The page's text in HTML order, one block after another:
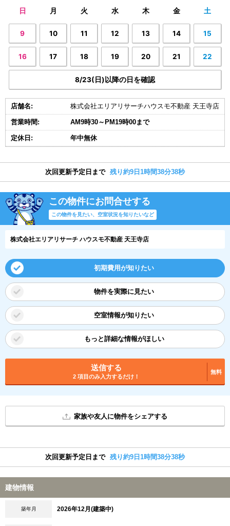
日 月 火 水 木 金 土
9 10 11 12 13 14 15
16 17 18 19 20 21 22
8/23(日)以降の日を確認
店舗名: 株式会社エリアリサーチハウスモ不動産 天王寺店
営業時間: AM9時30～PM19時00まで
定休日: 年中無休
次回更新予定日まで 残り約9日1時間38分38秒
この物件にお問合せする
この物件を見たい、空室状況を知りたいなど
株式会社エリアリサーチ ハウスモ不動産 天王寺店
初期費用が知りたい
物件を実際に見たい
空室情報が知りたい
もっと詳細な情報がほしい
送信する
2 項目のみ入力するだけ！
無料
家族や友人に物件をシェアする
次回更新予定日まで 残り約9日1時間38分38秒
建物情報
築年月 2026年12月(建築中)